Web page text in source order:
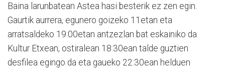
Baina larunbatean Astea hasi besterik ez zen egin.
Gaurtik aurrera, egunero goizeko 11etan eta
arratsaldeko 19:00etan antzezlan bat eskainiko da
Kultur Etxean, ostiralean 18:30ean talde guztien
desfilea egingo da eta gaueko 22:30ean helduen